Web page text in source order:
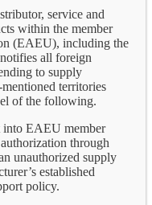
service and
within the member
(EAEU), including the
all foreign
to supply
territories
of the following.
EAEU member
through
unauthorized supply
established
policy.